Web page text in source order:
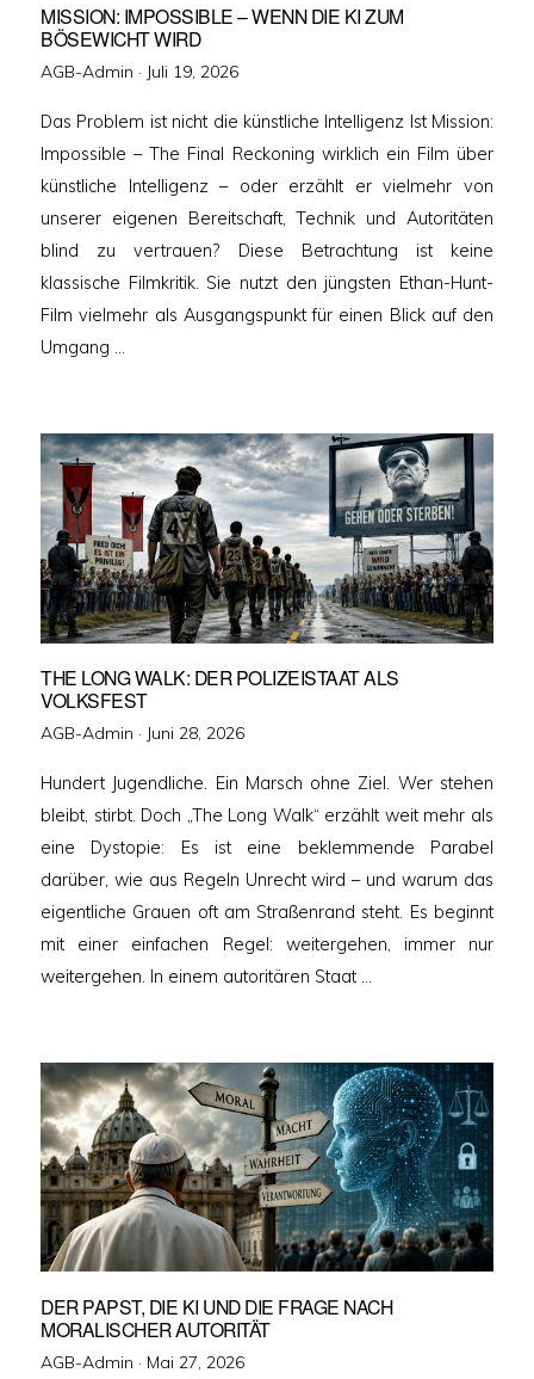
MISSION: IMPOSSIBLE – WENN DIE KI ZUM
BÖSEWICHT WIRD
AGB-Admin · Veröffentlicht
Juli 19, 2026
Das Problem ist nicht die künstliche Intelligenz Ist Mission:
Impossible – The Final Reckoning wirklich ein Film über
künstliche Intelligenz – oder erzählt er vielmehr von
unserer eigenen Bereitschaft, Technik und Autoritäten
blind zu vertrauen? Diese Betrachtung ist keine
klassische Filmkritik. Sie nutzt den jüngsten Ethan-Hunt-
Film vielmehr als Ausgangspunkt für einen Blick auf den
Umgang …
THE LONG WALK: DER POLIZEISTAAT ALS
VOLKSFEST
AGB-Admin · Veröffentlicht
Juni 28, 2026
Hundert Jugendliche. Ein Marsch ohne Ziel. Wer stehen
bleibt, stirbt. Doch „The Long Walk“ erzählt weit mehr als
eine Dystopie: Es ist eine beklemmende Parabel
darüber, wie aus Regeln Unrecht wird – und warum das
eigentliche Grauen oft am Straßenrand steht. Es beginnt
mit einer einfachen Regel: weitergehen, immer nur
weitergehen. In einem autoritären Staat …
DER PAPST, DIE KI UND DIE FRAGE NACH
MORALISCHER AUTORITÄT
AGB-Admin · Veröffentlicht
Mai 27, 2026